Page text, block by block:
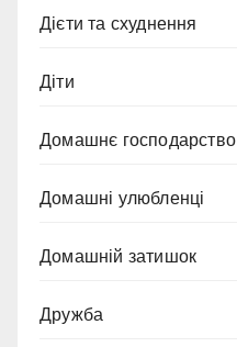
Дієти та схуднення
Діти
Домашнє господарство
Домашні улюбленці
Домашній затишок
Дружба